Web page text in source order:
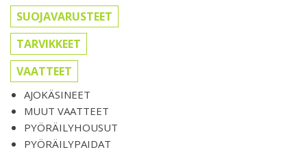
SUOJAVARUSTEET
TARVIKKEET
VAATTEET
AJOKÄSINEET
MUUT VAATTEET
PYÖRÄILYHOUSUT
PYÖRÄILYPAIDAT